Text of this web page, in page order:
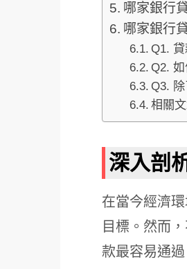
哪家銀行
哪家銀行
Q1.
Q2.
Q3.
相關
深入剖
在當今經濟
目標。然而
款最容易通